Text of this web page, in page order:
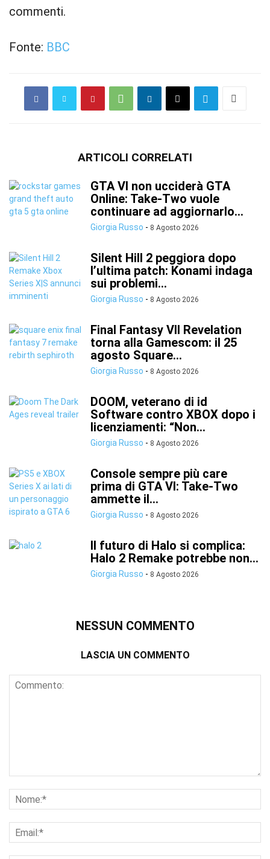
commenti.
Fonte: BBC
ARTICOLI CORRELATI
GTA VI non ucciderà GTA
Online: Take-Two vuole
continuare ad aggiornarlo...
Giorgia Russo - 8 Agosto 2026
Silent Hill 2 peggiora dopo
l’ultima patch: Konami indaga
sui problemi...
Giorgia Russo - 8 Agosto 2026
Final Fantasy VII Revelation
torna alla Gamescom: il 25
agosto Square...
Giorgia Russo - 8 Agosto 2026
DOOM, veterano di id
Software contro XBOX dopo i
licenziamenti: “Non...
Giorgia Russo - 8 Agosto 2026
Console sempre più care
prima di GTA VI: Take-Two
ammette il...
Giorgia Russo - 8 Agosto 2026
Il futuro di Halo si complica:
Halo 2 Remake potrebbe non...
Giorgia Russo - 8 Agosto 2026
NESSUN COMMENTO
LASCIA UN COMMENTO